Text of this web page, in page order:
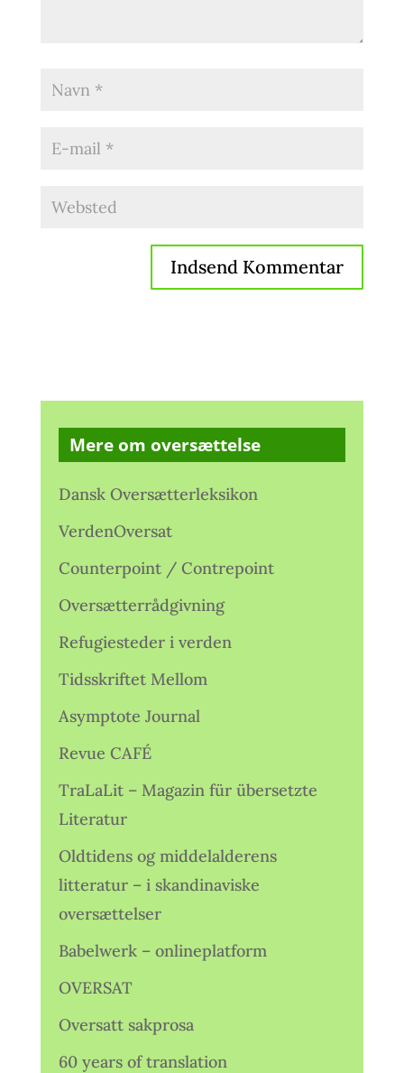
Mere om oversættelse
Dansk Oversætterleksikon
VerdenOversat
Counterpoint / Contrepoint
Oversætterrådgivning
Refugiesteder i verden
Tidsskriftet Mellom
Asymptote Journal
Revue CAFÉ
TraLaLit – Magazin für übersetzte
Literatur
Oldtidens og middelalderens
litteratur – i skandinaviske
oversættelser
Babelwerk – onlineplatform
OVERSAT
Oversatt sakprosa
60 years of translation